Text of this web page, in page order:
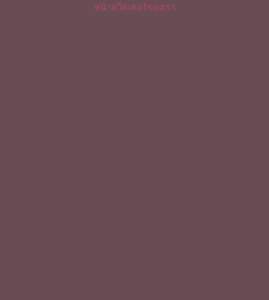
หน้าทวิตเตอร์ของเรา